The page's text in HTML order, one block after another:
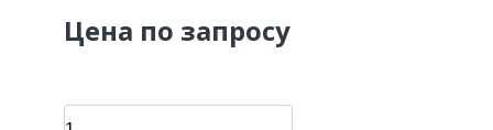
Цена по запросу
Газоанализатор